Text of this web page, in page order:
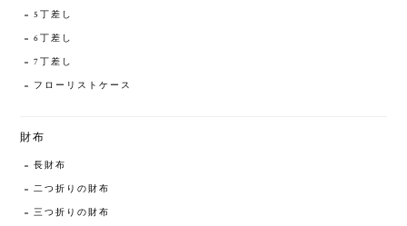
5丁差し
6丁差し
7丁差し
フローリストケース
財布
長財布
二つ折りの財布
三つ折りの財布